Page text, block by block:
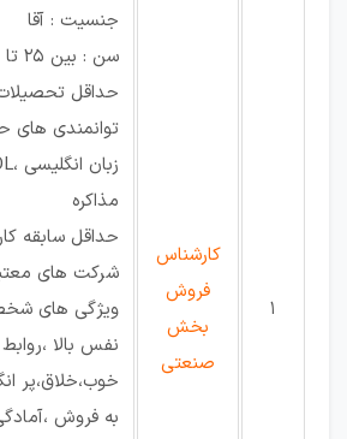
1
کارشناس
فروش
بخش
صنعتی
جنسیت : آقا
سن : بین 25 تا 35 سال
حداقل
توانمندی های
مذاکره
شرکت های
ویژگی های
نفس بالا
خوب،خلاق،پر
به فروش